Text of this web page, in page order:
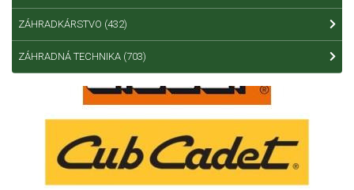
ZÁHRADKÁRSTVO (432)
ZÁHRADNÁ TECHNIKA (703)